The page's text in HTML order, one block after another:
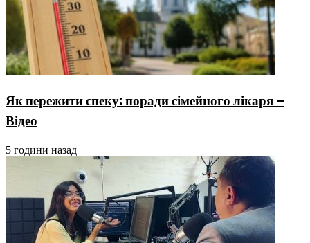
Як пережити спеку: поради сімейного лікаря –
Відео
5 години назад